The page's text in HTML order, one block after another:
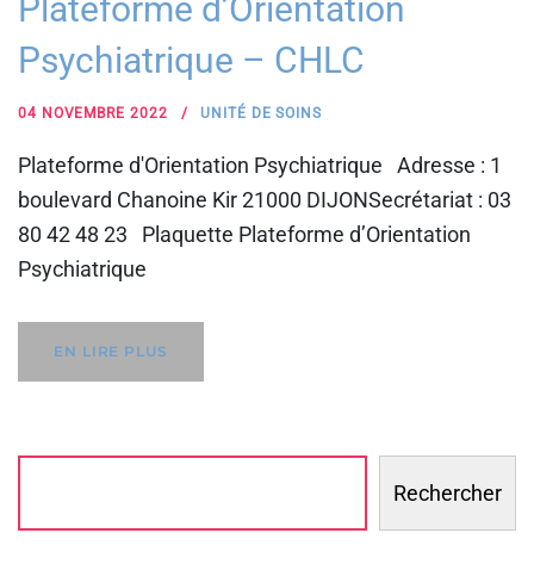
Plateforme d’Orientation
Psychiatrique – CHLC
04 NOVEMBRE 2022 UNITÉ DE SOINS
Plateforme d'Orientation Psychiatrique Adresse : 1
boulevard Chanoine Kir 21000 DIJONSecrétariat : 03
80 42 48 23 Plaquette Plateforme d’Orientation
Psychiatrique
EN LIRE PLUS
Rechercher